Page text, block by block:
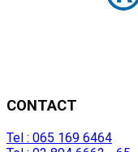
CONTACT
Tel : 065 169 6464